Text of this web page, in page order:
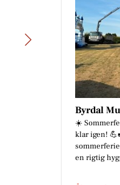
Byrdal
☀️
klar igen!
en rigtig